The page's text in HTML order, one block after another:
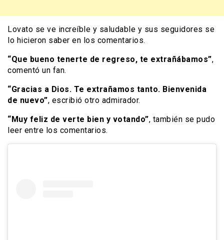
Lovato se ve increíble y saludable y sus seguidores se
lo hicieron saber en los comentarios.
“Que bueno tenerte de regreso, te extrañábamos”,
comentó un fan.
“Gracias a Dios. Te extrañamos tanto. Bienvenida
de nuevo”, escribió otro admirador.
“Muy feliz de verte bien y votando”, también se pudo
leer entre los comentarios.